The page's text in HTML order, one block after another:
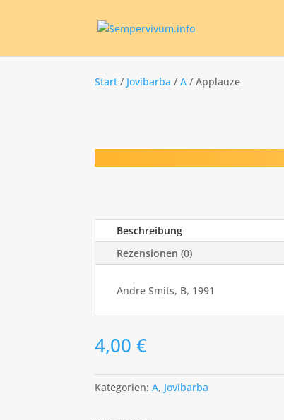
Start / Jovibarba /A / Applauze
Beschreibung
Rezensionen (0)
Andre Smits, B, 1991
4,00€
Kategorien:A, Jovibarba